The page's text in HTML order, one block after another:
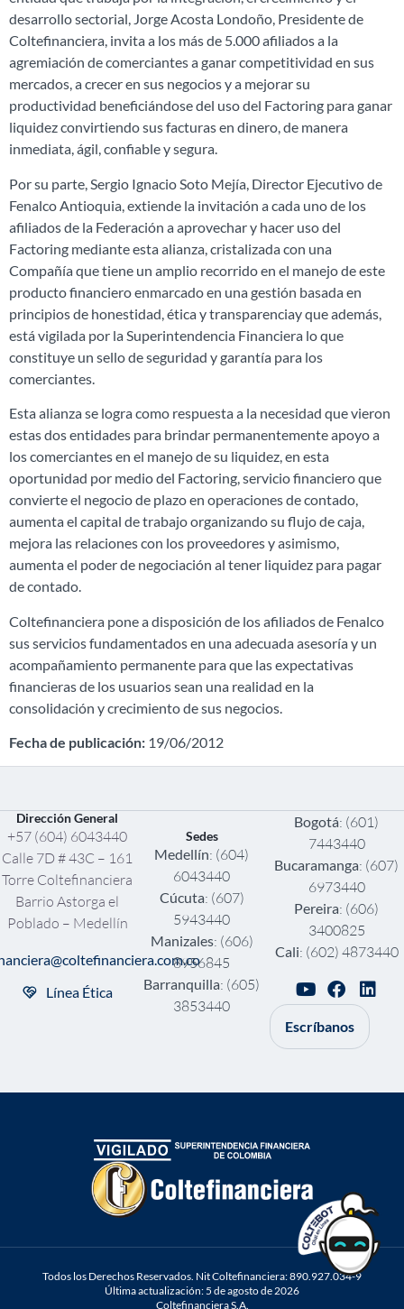
desarrollo sectorial, Jorge Acosta Londoño, Presidente de
Coltefinanciera, invita a los más de 5.000 afiliados a la
agremiación de comerciantes a ganar competitividad en sus
mercados, a crecer en sus negocios y a mejorar su
productividad beneficiándose del uso del Factoring para ganar
liquidez convirtiendo sus facturas en dinero, de manera
inmediata, ágil, confiable y segura.
Por su parte, Sergio Ignacio Soto Mejía, Director Ejecutivo de
Fenalco Antioquia, extiende la invitación a cada uno de los
afiliados de la Federación a aprovechar y hacer uso del
Factoring mediante esta alianza, cristalizada con una
Compañía que tiene un amplio recorrido en el manejo de este
producto financiero enmarcado en una gestión basada en
principios de honestidad, ética y transparenciay que además,
está vigilada por la Superintendencia Financiera lo que
constituye un sello de seguridad y garantía para los
comerciantes.
Esta alianza se logra como respuesta a la necesidad que vieron
estas dos entidades para brindar permanentemente apoyo a
los comerciantes en el manejo de su liquidez, en esta
oportunidad por medio del Factoring, servicio financiero que
convierte el negocio de plazo en operaciones de contado,
aumenta el capital de trabajo organizando su flujo de caja,
mejora las relaciones con los proveedores y asimismo,
aumenta el poder de negociación al tener liquidez para pagar
de contado.
Coltefinanciera pone a disposición de los afiliados de Fenalco
sus servicios fundamentados en una adecuada asesoría y un
acompañamiento permanente para que las expectativas
financieras de los usuarios sean una realidad en la
consolidación y crecimiento de sus negocios.
Fecha de publicación: 19/06/2012
Dirección General
+57 (604) 6043440
Calle 7D # 43C – 161
Torre Coltefinanciera
Barrio Astorga el
Poblado – Medellín
Línea Ética
Sedes
Medellín: (604)
6043440
Cúcuta: (607)
5943440
Manizales: (606)
8956845
Barranquilla: (605)
3853440
Bogotá: (601)
7443440
Bucaramanga: (607)
6973440
Pereira: (606)
3400825
Cali: (602) 4873440
Escríbanos
Todos los Derechos Reservados. Nit Coltefinanciera: 890.927.034-9
Última actualización: 5 de agosto de 2026
Coltefinanciera S.A.